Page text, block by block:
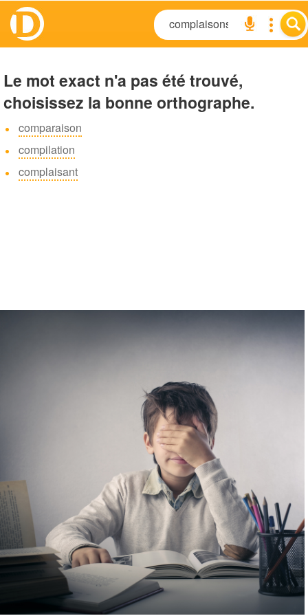
Le mot exact n'a pas été trouvé,
choisissez la bonne orthographe.
comparaison
compilation
complaisant